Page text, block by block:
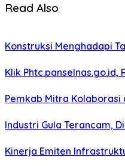
Read Also
Konstruksi Menghadapi
Klik
Pemkab Mitra Kolaborasi
Industri Gula Terancam,
Kinerja Emiten